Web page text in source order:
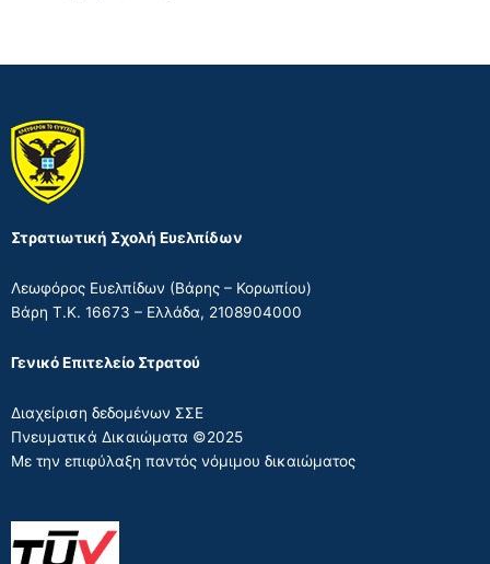
Στρατιωτική Σχολή Ευελπίδων
Λεωφόρος Ευελπίδων (Βάρης – Κορωπίου)
Βάρη Τ.Κ. 16673 – Ελλάδα, 2108904000
Γενικό Επιτελείο Στρατού
Διαχείριση δεδομένων ΣΣΕ
Πνευματικά Δικαιώματα ©2025
Με την επιφύλαξη παντός νόμιμου δικαιώματος